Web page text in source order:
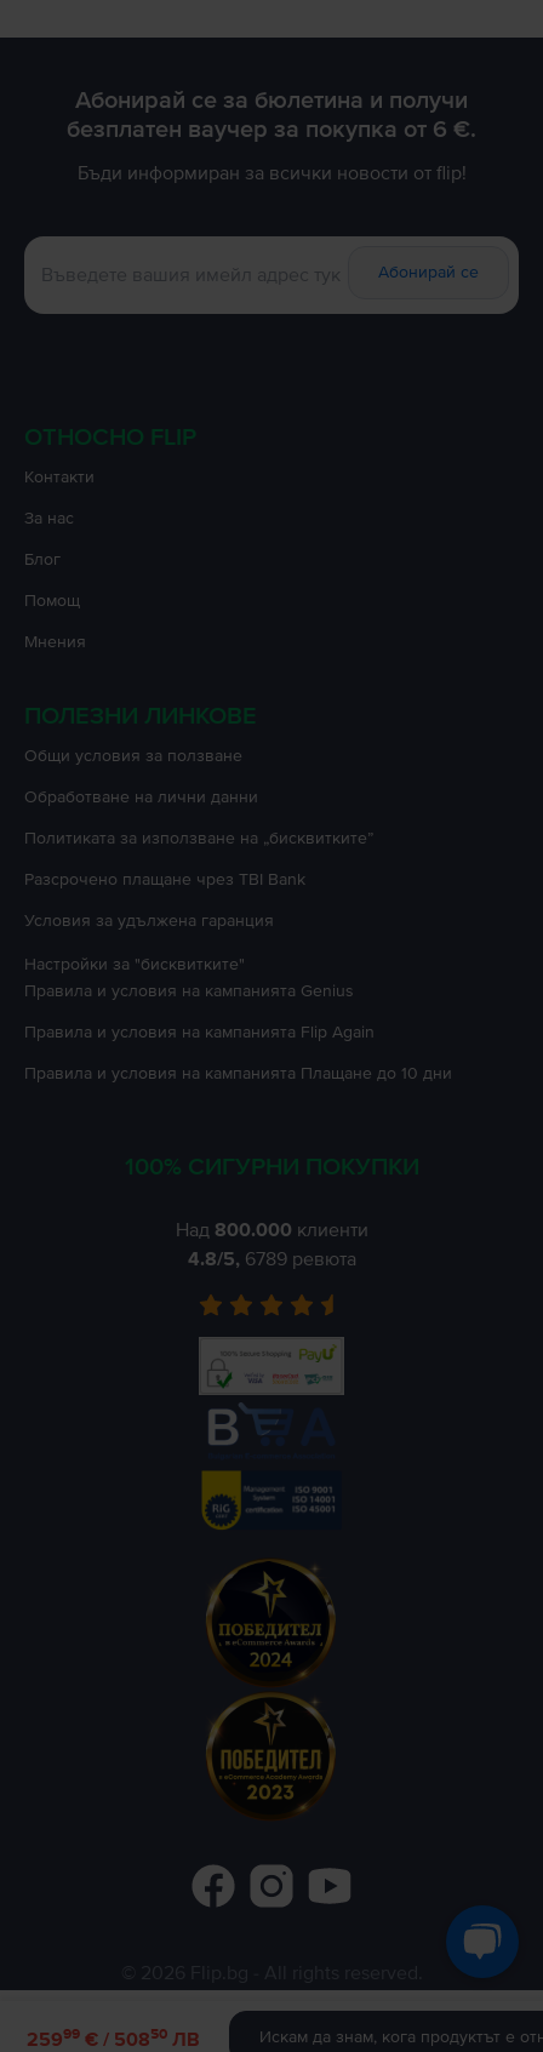
25999 € / 50850 ЛВ Искам да знам, кога продуктът е
Абонирай се за бюлетина и получи
безплатен ваучер за покупка от 6 €.
Бъди информиран за всички новости от flip!
Абонирай се
ОТНОСНО FLIP
Контакти
За нас
Блог
Помощ
Мнения
ПОЛЕЗНИ ЛИНКОВЕ
Oбщи условия за ползване
Oбработване на лични данни
Политиката за използване на „бисквитките”
Разсрочено плащане чрез TBI Bank
Условия за удължена гаранция
Настройки за "бисквитките"
Правила и условия на кампанията Genius
Правила и условия на кампанията Flip Again
Правила и условия на кампанията Плащане до 10 дни
100% СИГУРНИ ПОКУПКИ
Над 800.000 клиенти
4.8/5, 6789 ревюта